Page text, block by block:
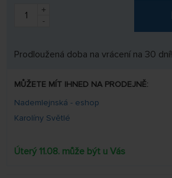
+
-
Prodloužená doba na vrácení na 30 dní!
MŮŽETE MÍT IHNED NA PRODEJNĚ:
Nademlejnská - eshop
Karolíny Světlé
Úterý 11.08. může být u Vás